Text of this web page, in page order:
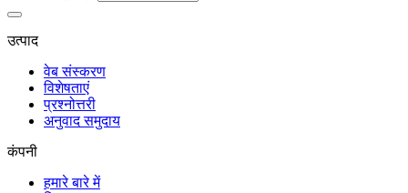
उत्पाद
वेब संस्करण
विशेषताएं
प्रश्नोत्तरी
अनुवाद समुदाय
कंपनी
हमारे बारे में